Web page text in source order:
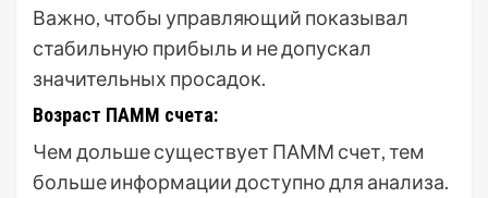
Важно, чтобы управляющий показывал
стабильную прибыль и не допускал
значительных просадок.
Возраст ПАММ счета:
Чем дольше существует ПАММ счет, тем
больше информации доступно для анализа.